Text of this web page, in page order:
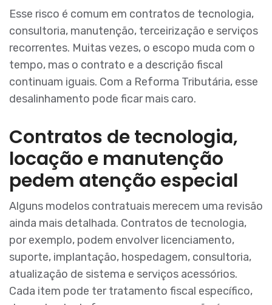
Esse risco é comum em contratos de tecnologia,
consultoria, manutenção, terceirização e serviços
recorrentes. Muitas vezes, o escopo muda com o
tempo, mas o contrato e a descrição fiscal
continuam iguais. Com a Reforma Tributária, esse
desalinhamento pode ficar mais caro.
Contratos de tecnologia,
locação e manutenção
pedem atenção especial
Alguns modelos contratuais merecem uma revisão
ainda mais detalhada. Contratos de tecnologia,
por exemplo, podem envolver licenciamento,
suporte, implantação, hospedagem, consultoria,
atualização de sistema e serviços acessórios.
Cada item pode ter tratamento fiscal específico,